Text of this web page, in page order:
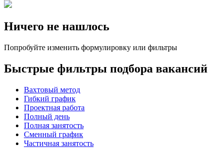
Ничего не нашлось
Попробуйте изменить формулировку или фильтры
Быстрые фильтры подбора вакансий
Вахтовый метод
Гибкий график
Проектная работа
Полный день
Полная занятость
Сменный график
Частичная занятость